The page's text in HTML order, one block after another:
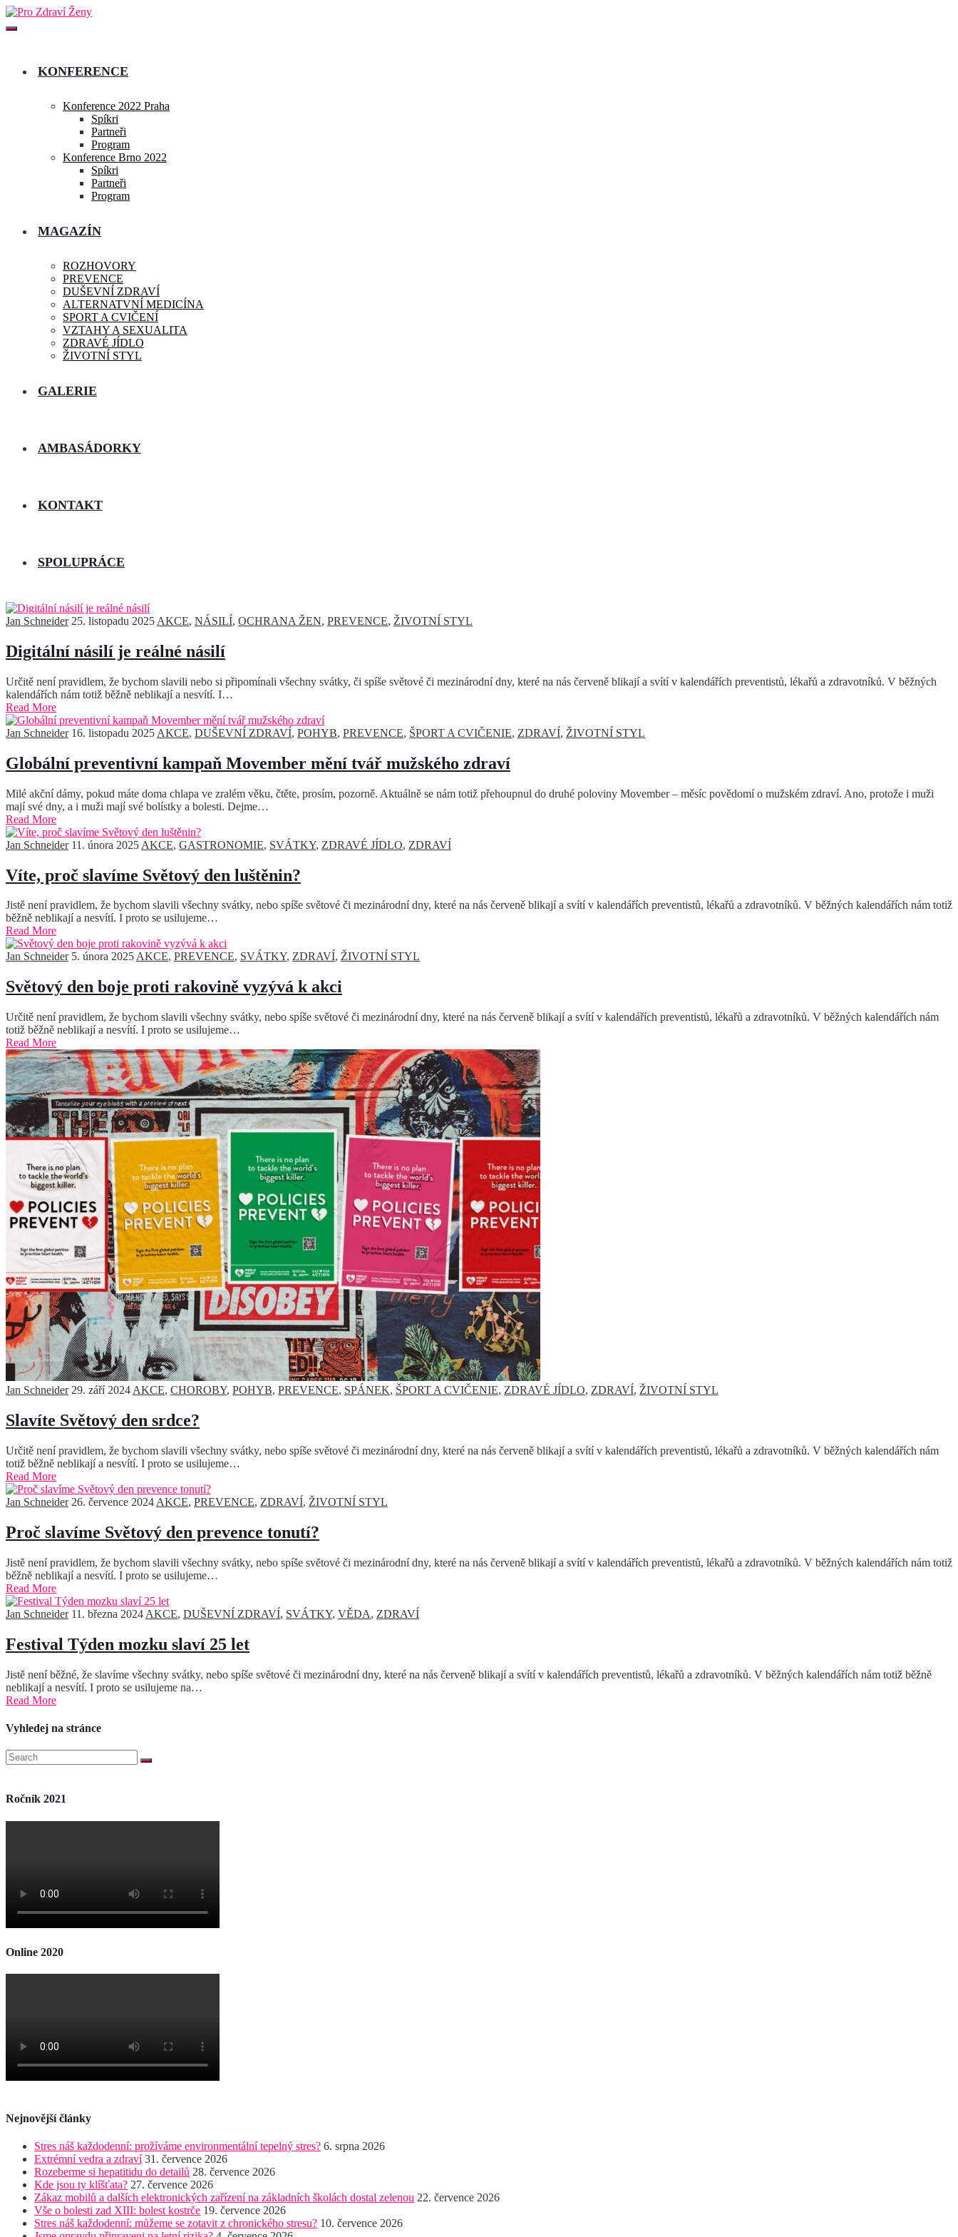
KONFERENCE
Konference 2022 Praha
Spíkri
Partneři
Program
Konference Brno 2022
Spíkri
Partneři
Program
MAGAZÍN
ROZHOVORY
PREVENCE
DUŠEVNÍ ZDRAVÍ
ALTERNATVNÍ MEDICÍNA
SPORT A CVIČENÍ
VZTAHY A SEXUALITA
ZDRAVÉ JÍDLO
ŽIVOTNÍ STYL
GALERIE
AMBASÁDORKY
KONTAKT
SPOLUPRÁCE
Jan Schneider 25. listopadu 2025 AKCE, NÁSILÍ, OCHRANA ŽEN, PREVENCE, ŽIVOTNÍ STYL
Digitální násilí je reálné násilí
Určitě není pravidlem, že bychom slavili nebo si připomínali všechny svátky, či spíše světové či mezinárodní dny, které na nás červeně blikají a svítí v kalendářích preventistů, lékařů a zdravotníků. V běžných
kalendářích nám totiž běžně neblikají a nesvítí. I…
Read More
Jan Schneider 16. listopadu 2025 AKCE, DUŠEVNÍ ZDRAVÍ, POHYB, PREVENCE, ŠPORT A CVIČENIE, ZDRAVÍ, ŽIVOTNÍ STYL
Globální preventivní kampaň Movember mění tvář mužského zdraví
Milé akční dámy, pokud máte doma chlapa ve zralém věku, čtěte, prosím, pozorně. Aktuálně se nám totiž přehoupnul do druhé poloviny Movember – měsíc povědomí o mužském zdraví. Ano, protože i muži
mají své dny, a i muži mají své bolístky a bolesti. Dejme…
Read More
Jan Schneider 11. února 2025 AKCE, GASTRONOMIE, SVÁTKY, ZDRAVÉ JÍDLO, ZDRAVÍ
Víte, proč slavíme Světový den luštěnin?
Jistě není pravidlem, že bychom slavili všechny svátky, nebo spíše světové či mezinárodní dny, které na nás červeně blikají a svítí v kalendářích preventistů, lékařů a zdravotníků. V běžných kalendářích nám totiž
běžně neblikají a nesvítí. I proto se usilujeme…
Read More
Jan Schneider 5. února 2025AKCE, PREVENCE, SVÁTKY, ZDRAVÍ, ŽIVOTNÍ STYL
Světový den boje proti rakovině vyzývá k akci
Určitě není pravidlem, že bychom slavili všechny svátky, nebo spíše světové či mezinárodní dny, které na nás červeně blikají a svítí v kalendářích preventistů, lékařů a zdravotníků. V běžných kalendářích nám
totiž běžně neblikají a nesvítí. I proto se usilujeme…
Read More
Jan Schneider 29. září 2024 AKCE, CHOROBY, POHYB, PREVENCE, SPÁNEK, ŠPORT A CVIČENIE, ZDRAVÉ JÍDLO, ZDRAVÍ, ŽIVOTNÍ STYL
Slavíte Světový den srdce?
Určitě není pravidlem, že bychom slavili všechny svátky, nebo spíše světové či mezinárodní dny, které na nás červeně blikají a svítí v kalendářích preventistů, lékařů a zdravotníků. V běžných kalendářích nám
totiž běžně neblikají a nesvítí. I proto se usilujeme…
Read More
Jan Schneider 26. července 2024 AKCE, PREVENCE, ZDRAVÍ, ŽIVOTNÍ STYL
Proč slavíme Světový den prevence tonutí?
Jistě není pravidlem, že bychom slavili všechny svátky, nebo spíše světové či mezinárodní dny, které na nás červeně blikají a svítí v kalendářích preventistů, lékařů a zdravotníků. V běžných kalendářích nám totiž
běžně neblikají a nesvítí. I proto se usilujeme…
Read More
Jan Schneider 11. března 2024 AKCE, DUŠEVNÍ ZDRAVÍ, SVÁTKY, VĚDA, ZDRAVÍ
Festival Týden mozku slaví 25 let
Jistě není běžné, že slavíme všechny svátky, nebo spíše světové či mezinárodní dny, které na nás červeně blikají a svítí v kalendářích preventistů, lékařů a zdravotníků. V běžných kalendářích nám totiž běžně
neblikají a nesvítí. I proto se usilujeme na…
Read More
Vyhledej na stránce
Ročník 2021
Online 2020
Nejnovější články
Stres náš každodenní: prožíváme environmentální tepelný stres? 6. srpna 2026
Extrémní vedra a zdraví 31. července 2026
Rozeberme si hepatitidu do detailů 28. července 2026
Kde jsou ty klíšťata? 27. července 2026
Zákaz mobilů a dalších elektronických zařízení na základních školách dostal zelenou 22. července 2026
Vše o bolesti zad XIII: bolest kostrče 19. července 2026
Stres náš každodenní: můžeme se zotavit z chronického stresu? 10. července 2026